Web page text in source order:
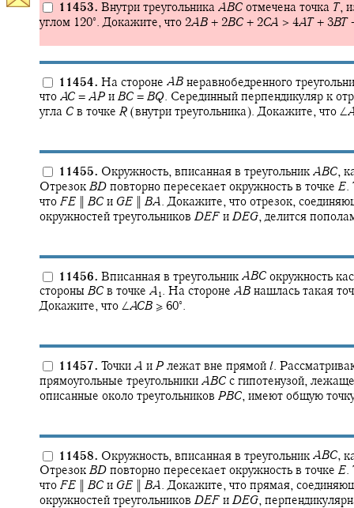
11453. Внутри треугольника ABC отмечена точка T,
углом 120‍∘ . Докажите, что 2AB + 2BC + 2CA > 4AT+ 3BT
11454. На стороне AB неравнобедренного
что AC = AP и BC = BQ. Серединный перпендикуляр к
угла C в точке R (внутри треугольника). Докажите, что ∠A
11455. Окружность, вписанная в треугольник ABC,
Отрезок BD повторно пересекает окружность в точке E.
что FE BC и GE BA. Докажите, что отрезок,
окружностей треугольников DEF и DEG,делится
11456. Вписанная в треугольник ABC окружность
стороны BC в точке A 1 . На стороне AB нашлась такая
Докажите, что ∠ACB ≥ 60‍∘ .
11457. Точки A и P лежат вне прямой l.
прямоугольные треугольники ABC с гипотенузой,
описанные около треугольников PBC, имеют общую
11458. Окружность, вписанная в треугольник ABC,
Отрезок BD повторно пересекает окружность в точке E.
что FE BC и GE BA. Докажите, что прямая,
окружностей треугольников DEF и DEG,